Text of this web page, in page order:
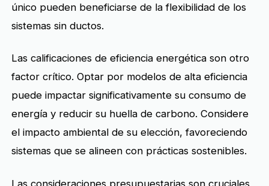
único pueden beneficiarse de la flexibilidad de los
sistemas sin ductos.
Las calificaciones de eficiencia energética son otro
factor crítico. Optar por modelos de alta eficiencia
puede impactar significativamente su consumo de
energía y reducir su huella de carbono. Considere
el impacto ambiental de su elección, favoreciendo
sistemas que se alineen con prácticas sostenibles.